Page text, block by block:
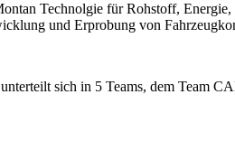
Technolgie für Rohstoff,
und Erprobung von
sich in 5 Teams, dem Team